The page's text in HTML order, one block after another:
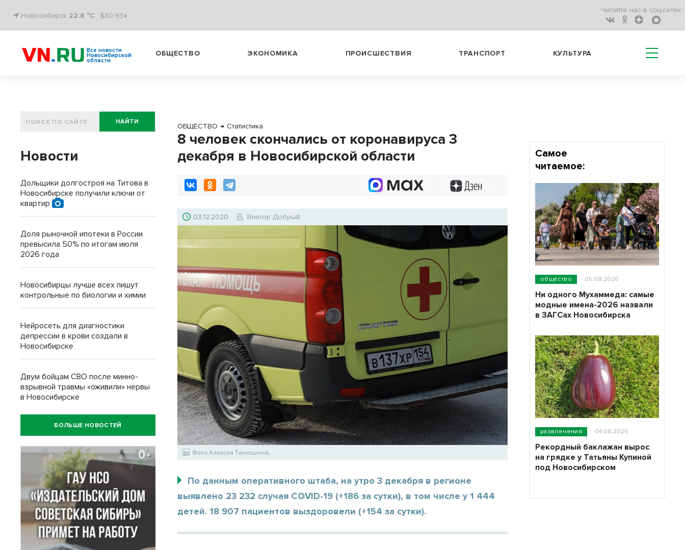
Новосибирск 22.8 °C $80.93↓
Читайте нас в соц.сетях:
Все новости
Новосибирской
области
ОБЩЕСТВО ЭКОНОМИКА ПРОИСШЕСТВИЯ ТРАНСПОРТ КУЛЬТУРА
ОБЩЕСТВО → Статистика
8 человек скончались от коронавируса 3
декабря в Новосибирской области
03.12.2020 Виктор Добрый
Фото Алексея Танюшина.
По данным оперативного штаба, на утро 3 декабря в регионе
выявлено 23 232 случая COVID-19 (+186 за сутки), в том числе у 1 444
детей. 18 907 пациентов выздоровели (+154 за сутки).
НАЙТИ
Новости
Дольщики долгостроя на Титова в
Новосибирске получили ключи от
квартир
Доля рыночной ипотеки в России
превысила 50% по итогам июля
2026 года
Новосибирцы лучше всех пишут
контрольные по биологии и химии
Нейросеть для диагностики
депрессии в крови создали в
Новосибирске
Двум бойцам СВО после минно-
взрывной травмы «оживили» нервы
в Новосибирске
БОЛЬШЕ НОВОСТЕЙ
Самое
читаемое:
общество 05.08.2026
Ни одного Мухаммеда: самые
модные имена-2026 назвали
в ЗАГСах Новосибирска
развлечения 04.08.2026
Рекордный баклажан вырос
на грядке у Татьяны Купиной
под Новосибирском